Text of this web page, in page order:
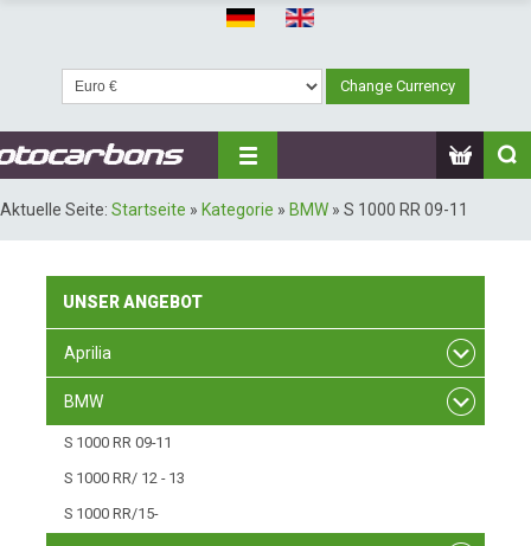
Aktuelle Seite: Startseite » Kategorie » BMW » S 1000 RR 09-11
UNSERANGEBOT
Aprilia
BMW
S 1000 RR 09-11
S 1000 RR/ 12 - 13
S 1000 RR/15-